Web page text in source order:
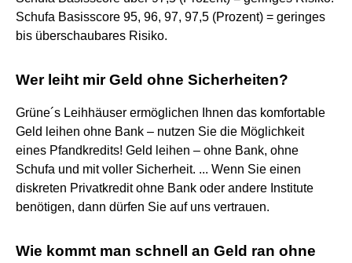
Schufa Basisscore 95, 96, 97, 97,5 (Prozent) = geringes
bis überschaubares Risiko.
Wer leiht mir Geld ohne Sicherheiten?
Grüne´s Leihhäuser ermöglichen Ihnen das komfortable
Geld leihen ohne Bank – nutzen Sie die Möglichkeit
eines Pfandkredits! Geld leihen – ohne Bank, ohne
Schufa und mit voller Sicherheit. ... Wenn Sie einen
diskreten Privatkredit ohne Bank oder andere Institute
benötigen, dann dürfen Sie auf uns vertrauen.
Wie kommt man schnell an Geld ran ohne